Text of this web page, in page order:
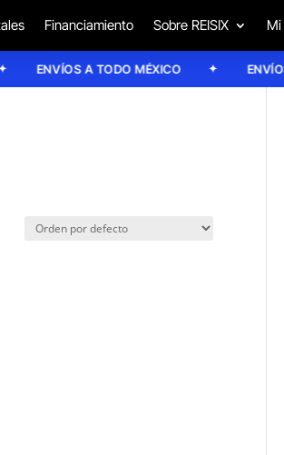
Financiamiento Sobre REISIX
ENVÍOS A TODO MÉXICO ENVÍOS